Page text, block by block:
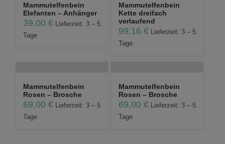
Mammutelfenbein
Elefanten – Anhänger
39,00 € Lieferzeit: 3 – 5
Tage
Mammutelfenbein
Kette dreifach
verlaufend
99,16€ Lieferzeit: 3 – 5
Tage
Mammutelfenbein
Rosen – Brosche
69,00 € Lieferzeit: 3 – 5
Tage
Mammutelfenbein
Rosen – Brosche
69,00€ Lieferzeit: 3 – 5
Tage